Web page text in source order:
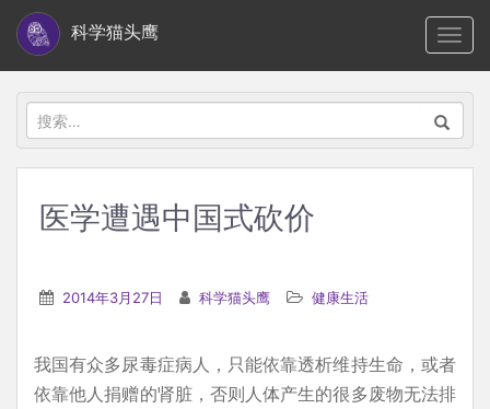
i
科学猫头鹰
搜
索：
医学遭遇中国式砍价
2014年3月27日 科学猫头鹰 健康生活
我国有众多尿毒症病人，只能依靠透析维持生命，或者
依靠他人捐赠的肾脏，否则人体产生的很多废物无法排